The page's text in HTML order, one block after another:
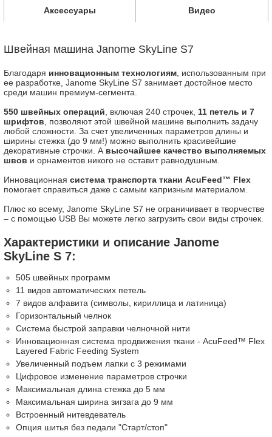
Аксессуары Видео
Швейная машина Janome SkyLine S7
Благодаря инновационным технологиям , использованным при
ее разработке, Janome SkyLine S7 занимает достойное место
среди машин премиум-сегмента.
550 швейных операций , включая 240 строчек, 11 петель и 7
шрифтов , позволяют этой швейной машине выполнить задачу
любой сложности. За счет увеличенных параметров длины и
ширины стежка (до 9 мм!) можно выполнить красивейшие
декоративные строчки. А высочайшее качество выполняемых
швов и орнаментов никого не оставит равнодушным.
Инновационная система транспорта ткани AcuFeed™ Flex
помогает справиться даже с самым капризным материалом.
Плюс ко всему, Janome SkyLine S7 не ограничивает в творчестве
– с помощью USB Вы можете легко загрузить свои виды строчек.
Характеристики и описание Janome
SkyLine S 7:
505 швейных программ
11 видов автоматических петель
7 видов алфавита (символы, кириллица и латиница)
Горизонтальный челнок
Система быстрой заправки челночной нити
Инновационная система продвижения ткани - AcuFeed™ Flex
Layered Fabric Feeding System
Увеличенный подъем лапки с 3 режимами
Цифровое изменение параметров строчки
Максимальная длина стежка до 5 мм
Максимальная ширина зигзага до 9 мм
Встроенный нитевдеватель
Опция шитья без педали "Старт/стоп"